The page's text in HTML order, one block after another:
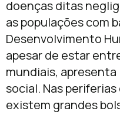
doenças ditas
as populações com
Desenvolvimento
apesar de estar
mundiais,
social. Nas
existem grandes